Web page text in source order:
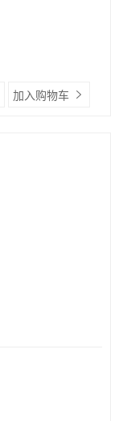
加入购物车